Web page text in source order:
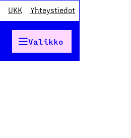
UKK Yhteystiedot
Valikko